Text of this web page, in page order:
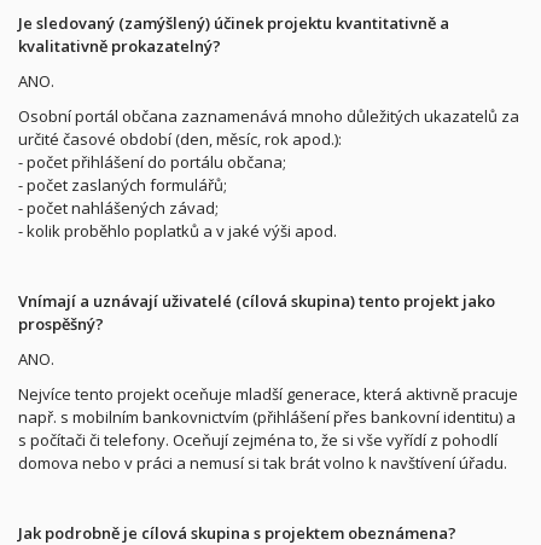
Je sledovaný (zamýšlený) účinek projektu kvantitativně a
kvalitativně prokazatelný?
ANO.
Osobní portál občana zaznamenává mnoho důležitých ukazatelů za
určité časové období (den, měsíc, rok apod.):
- počet přihlášení do portálu občana;
- počet zaslaných formulářů;
- počet nahlášených závad;
- kolik proběhlo poplatků a v jaké výši apod.
Vnímají a uznávají uživatelé (cílová skupina) tento projekt jako
prospěšný?
ANO.
Nejvíce tento projekt oceňuje mladší generace, která aktivně pracuje
např. s mobilním bankovnictvím (přihlášení přes bankovní identitu) a
s počítači či telefony. Oceňují zejména to, že si vše vyřídí z pohodlí
domova nebo v práci a nemusí si tak brát volno k navštívení úřadu.
Jak podrobně je cílová skupina s projektem obeznámena?